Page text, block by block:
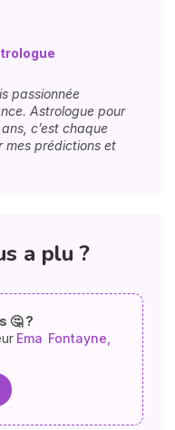
passionnée
Astrologue pour
c’est chaque
mes prédictions et
a plu ?
🤔 ?
Ema Fontayne,